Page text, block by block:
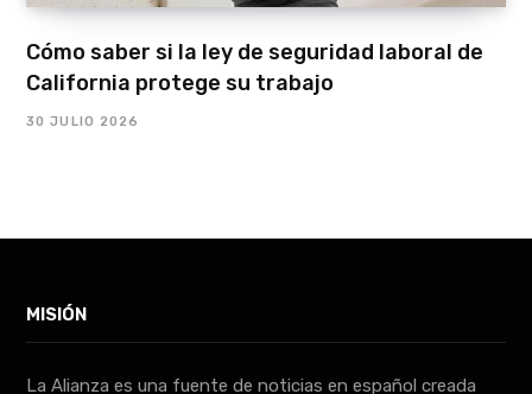
Cómo saber si la ley de seguridad laboral de
California protege su trabajo
30 JULIO 2026
MISIÓN
La Alianza es una fuente de noticias en español creada